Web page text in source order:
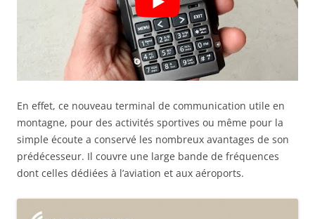
En effet, ce nouveau terminal de communication utile en
montagne, pour des activités sportives ou même pour la
simple écoute a conservé les nombreux avantages de son
prédécesseur. Il couvre une large bande de fréquences
dont celles dédiées à l’aviation et aux aéroports.